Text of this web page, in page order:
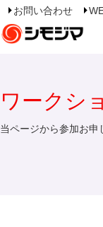
お問い合わせ
ワークシ
当ページから参加お申